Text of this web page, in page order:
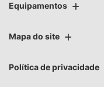
Equipamentos
Mapa do site
Política de privacidade